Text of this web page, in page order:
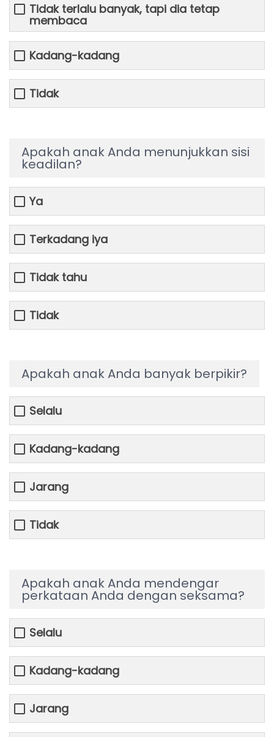
Tidak terlalu banyak, tapi dia tetap
membaca
Kadang-kadang
Tidak
Apakah anak Anda menunjukkan sisi
keadilan?
Ya
Terkadang iya
Tidak tahu
Tidak
Apakah anak Anda banyak berpikir?
Selalu
Kadang-kadang
Jarang
Tidak
Apakah anak Anda mendengar
perkataan Anda dengan seksama?
Selalu
Kadang-kadang
Jarang